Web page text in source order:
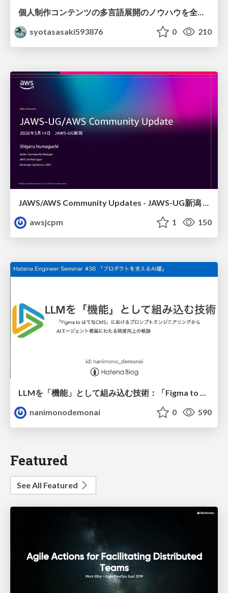
個人制作コンテンツの多言語展開のノウハウを全公開！ 〜世界に自分を発信しよう！〜
syotasasaki593876
0 210
awsjcpm
1 150
LLMを「機能」として組み込む技術：「Figma to はてなCMS」におけるプロンプトエンジニアリングからAIエージェント構築にわたる精度向上の軌跡
nanimonodemonai
0 590
Featured
See All Featured